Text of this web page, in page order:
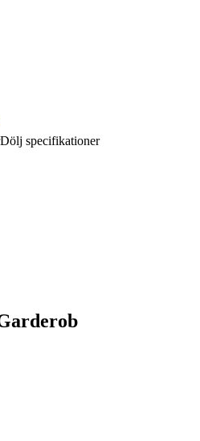
Dölj specifikationer